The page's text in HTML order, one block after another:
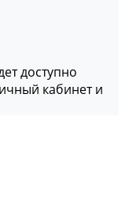
доступно
кабинет и